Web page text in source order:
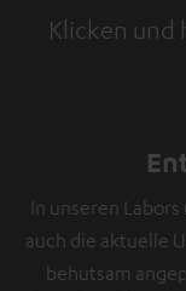
Klicken und
In unseren
auch die aktuelle
behutsam